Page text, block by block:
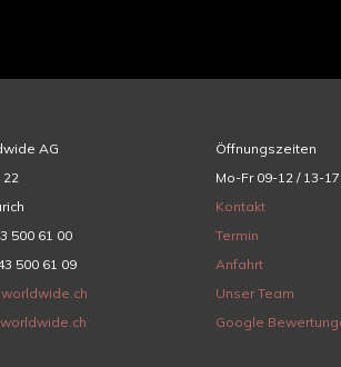
AG
22
500 61 00
500 61 09
Öffnungszeiten
Mo-Fr 09-12 / 13-
Kontakt
Termin
Anfahrt
Unser Team
Google